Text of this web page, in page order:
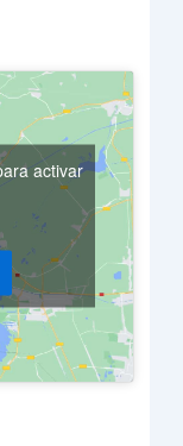
activar